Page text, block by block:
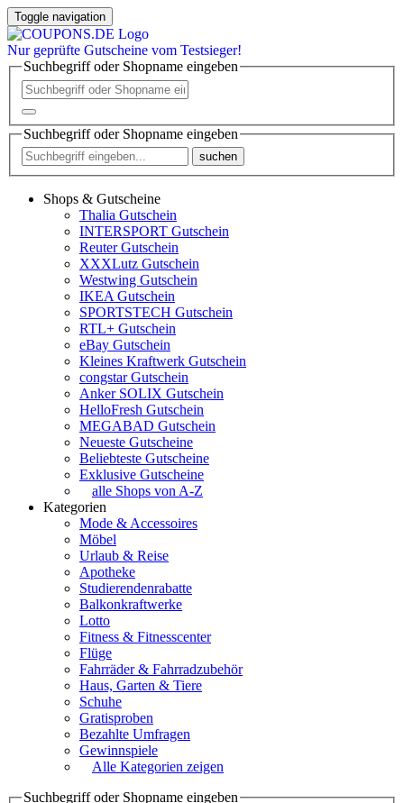
Toggle navigation
Nur geprüfte Gutscheine vom Testsieger!
Suchbegriff oder Shopname eingeben
Suchbegriff oder Shopname eingeben
suchen
Shops & Gutscheine
Thalia Gutschein
INTERSPORT Gutschein
Reuter Gutschein
XXXLutz Gutschein
Westwing Gutschein
IKEA Gutschein
SPORTSTECH Gutschein
RTL+ Gutschein
eBay Gutschein
Kleines Kraftwerk Gutschein
congstar Gutschein
Anker SOLIX Gutschein
HelloFresh Gutschein
MEGABAD Gutschein
Neueste Gutscheine
Beliebteste Gutscheine
Exklusive Gutscheine
alle Shops von A-Z
Kategorien
Mode & Accessoires
Möbel
Urlaub & Reise
Apotheke
Studierendenrabatte
Balkonkraftwerke
Lotto
Fitness & Fitnesscenter
Flüge
Fahrräder & Fahrradzubehör
Haus, Garten & Tiere
Schuhe
Gratisproben
Bezahlte Umfragen
Gewinnspiele
Alle Kategorien zeigen
Suchbegriff oder Shopname eingeben